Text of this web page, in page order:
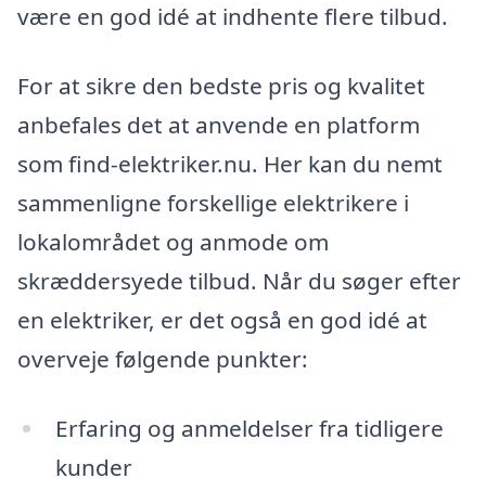
være en god idé at indhente flere tilbud.
For at sikre den bedste pris og kvalitet
anbefales det at anvende en platform
som find-elektriker.nu. Her kan du nemt
sammenligne forskellige elektrikere i
lokalområdet og anmode om
skræddersyede tilbud. Når du søger efter
en elektriker, er det også en god idé at
overveje følgende punkter:
Erfaring og anmeldelser fra tidligere
kunder